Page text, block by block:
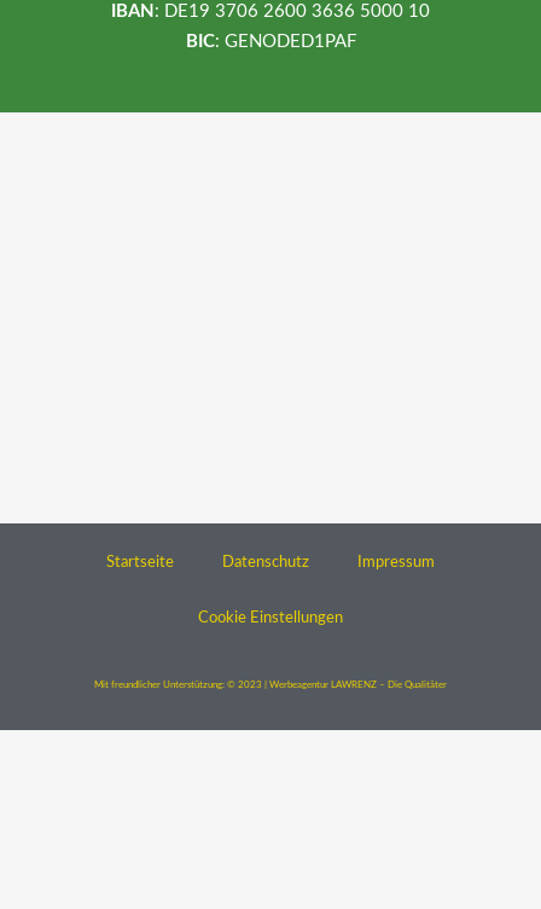
IBAN : DE19 3706 2600 3636 5000 10
BIC: GENODED1PAF
Startseite Datenschutz Impressum
Cookie Einstellungen
Mit freundlicher Unterstützung: © 2023 | Werbeagentur LAWRENZ – Die Qualitäter